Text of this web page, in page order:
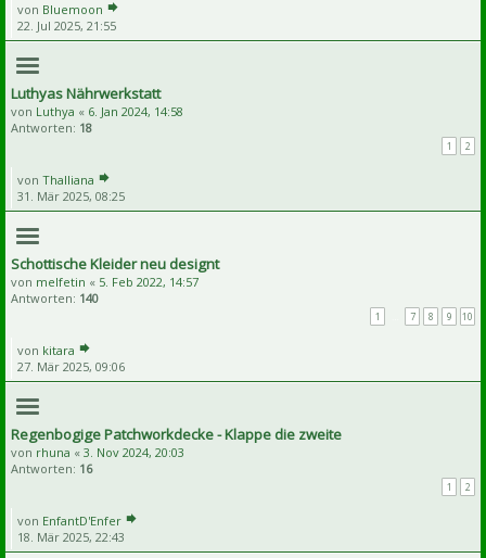
von Bluemoon
22. Jul 2025, 21:55
Luthyas Nährwerkstatt
von Luthya « 6. Jan 2024, 14:58
Antworten: 18
1 2
von Thalliana
31. Mär 2025, 08:25
Schottische Kleider neu designt
von melfetin « 5. Feb 2022, 14:57
Antworten: 140
1 7 8 9 10
von kitara
27. Mär 2025, 09:06
Regenbogige Patchworkdecke - Klappe die zweite
von rhuna « 3. Nov 2024, 20:03
Antworten: 16
1 2
von EnfantD'Enfer
18. Mär 2025, 22:43